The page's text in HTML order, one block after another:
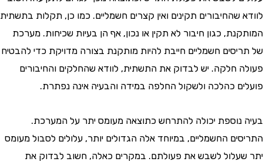
שהחיבורים תקינים ואין קצרים חשמליים. כמו כן, תקלות בתשתית
כגון חיבור לא תקין או נכון, אף הן בעיות שכיחות. מערכת
חשמליים חייבת להיות מותקנת בצורה מדויקת כדי להבטיח
חלקה. יש לבדוק את התשתית, לוודא שהחלקים והחיבורים
כהלכה ולשקול החלפה במידה והבעיה אינה נפתרת.
יכולה להתרחש כתוצאה מעומס יתר על המערכת.
החשמליים, במיוחד אלה הגדולים יותר, עלולים לסבול מעומס
לשבש את פעולתם. במקרים כאלה, חשוב לבדוק את